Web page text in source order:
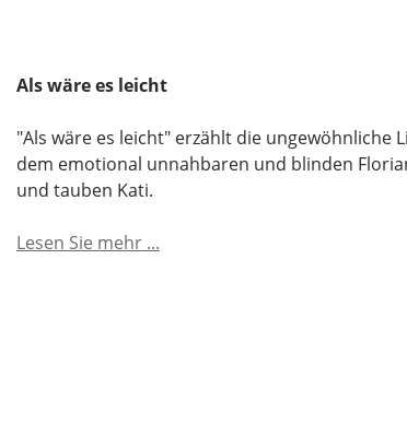
Als wäre es leicht
"Als wäre es leicht" erzählt die ungewöhnliche
dem emotional unnahbaren und blinden
und tauben Kati.
Lesen Sie mehr ...